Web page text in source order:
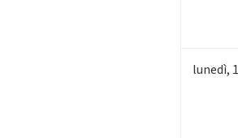
lunedì,